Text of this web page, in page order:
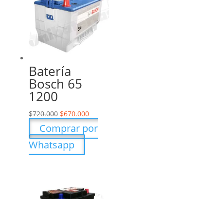
Batería
Bosch 65
1200
$720.000 $670.000
Comprar por
Whatsapp